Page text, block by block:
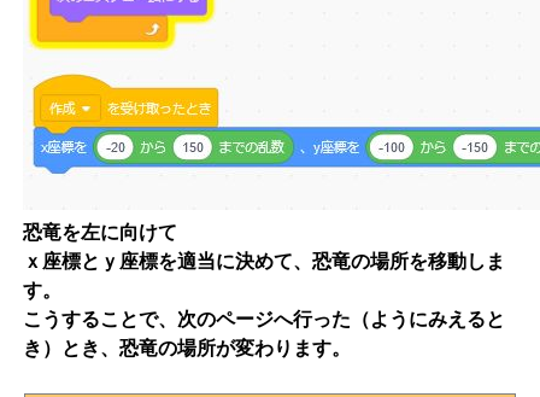
恐竜を左に向けて
ｘ座標とｙ座標を適当に決めて、恐竜の場所を移動しま
す。
こうすることで、次のページへ行った（ようにみえると
き）とき、恐竜の場所が変わります。